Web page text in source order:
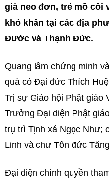
già neo đơn, trẻ mồ côi
khó khăn tại các địa
Đước và Thạnh Đức.
Quang lâm chứng minh
quà có Đại đức Thích
Trị sự Giáo hội Phật giáo
Trưởng Đại diện Phật
trụ trì Tịnh xá Ngọc Như;
Linh và chư Tôn đức
Đại diện chính quyền